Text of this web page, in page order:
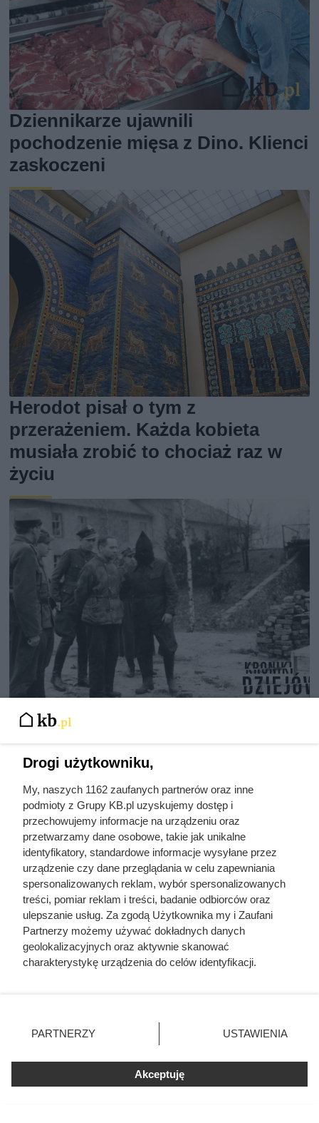
Dziennikarze ujawnili
pochodzenie mięsa z Dino. Klienci
zaskoczeni
Herodot pisał o tym z
przerażeniem. Każda kobieta
musiała zrobić to chociaż raz w
życiu
Ostatnie godziny komendanta
pokazują, co działo się przed
szubienicą
Zwabił ją do auta podstępem, a
Drogi użytkowniku,
My, naszych 1162 zaufanych partnerów oraz inne
podmioty z Grupy KB.pl uzyskujemy dostęp i
przechowujemy informacje na urządzeniu oraz
przetwarzamy dane osobowe, takie jak unikalne
identyfikatory, standardowe informacje wysyłane przez
urządzenie czy dane przeglądania w celu zapewniania
spersonalizowanych reklam, wybór spersonalizowanych
treści, pomiar reklam i treści, badanie odbiorców oraz
ulepszanie usług. Za zgodą Użytkownika my i Zaufani
Partnerzy możemy używać dokładnych danych
geolokalizacyjnych oraz aktywnie skanować
charakterystykę urządzenia do celów identyfikacji.
zmienić/wycofać klikając przycisk ustawień prywatności
znajdujący się w lewym dolnym rogu strony. Niektóre
użytkownika, ale masz prawo sprzeciwić się takiemu
przetwarzaniu. Preferencje będą miały zastosowania tylko
PARTNERZY USTAWIENIA
Akceptuję